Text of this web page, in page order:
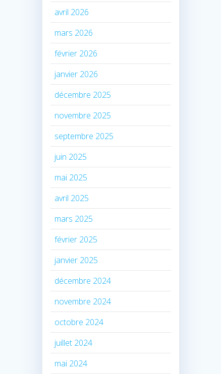
avril 2026
mars 2026
février 2026
janvier 2026
décembre 2025
novembre 2025
septembre 2025
juin 2025
mai 2025
avril 2025
mars 2025
février 2025
janvier 2025
décembre 2024
novembre 2024
octobre 2024
juillet 2024
mai 2024